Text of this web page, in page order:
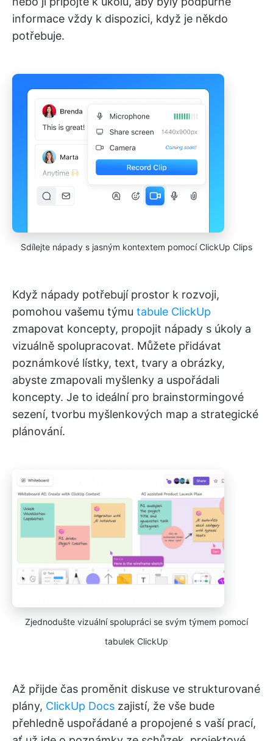
informace vždy k dispozici, když je někdo
potřebuje.
Sdílejte nápady s jasným kontextem pomocí ClickUp Clips
Když nápady potřebují prostor k rozvoji,
pomohou vašemu týmu tabule ClickUp
zmapovat koncepty, propojit nápady s úkoly a
vizuálně spolupracovat. Můžete přidávat
poznámkové lístky, text, tvary a obrázky,
abyste zmapovali myšlenky a uspořádali
koncepty. Je to ideální pro brainstormingové
sezení, tvorbu myšlenkových map a strategické
plánování.
Zjednodušte vizuální spolupráci se svým týmem pomocí
tabulek ClickUp
Až přijde čas proměnit diskuse ve strukturované
plány, ClickUp Docs zajistí, že vše bude
přehledně uspořádané a propojené s vaší prací,